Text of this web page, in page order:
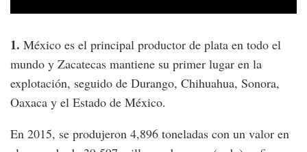
1. México es el principal productor de plata en todo el
mundo y Zacatecas mantiene su primer lugar en la
explotación, seguido de Durango, Chihuahua, Sonora,
Oaxaca y el Estado de México.
En 2015, se produjeron 4,896 toneladas con un valor en